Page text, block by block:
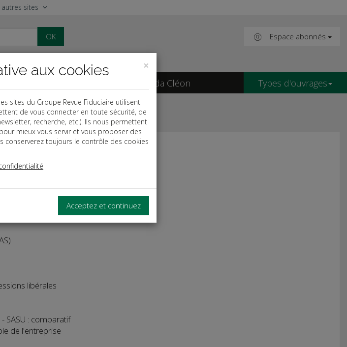
autres sites
OK Espace abonnés
Agenda Cléon Types d'ouvrages
libérales
SASU : comparatif
de l'entreprise
×
aux cookies
sites du Groupe Revue Fiduciaire utilisent
de vous connecter en toute sécurité, de
recherche, etc.). Ils nous permettent
mieux vous servir et vous proposer des
conserverez toujours le contrôle des cookies
Acceptez et continuez